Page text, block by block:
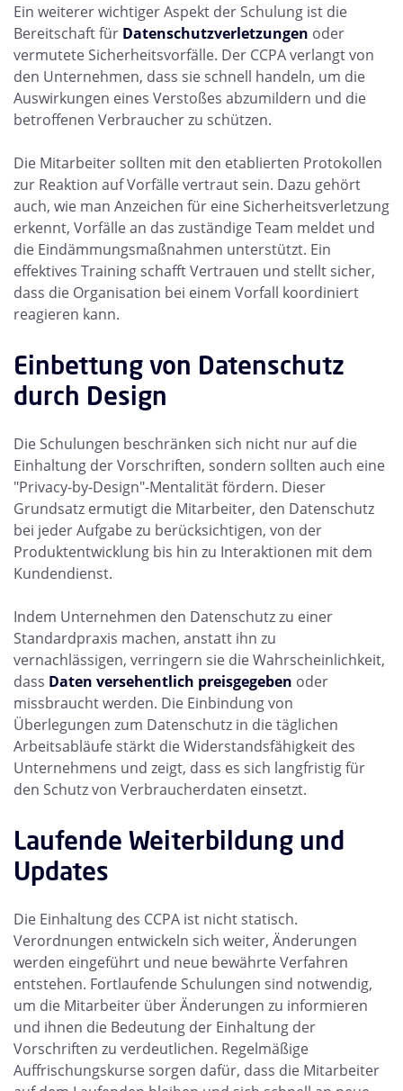
Ein weiterer wichtiger Aspekt der Schulung ist die
Bereitschaft für Datenschutzverletzungen oder
vermutete Sicherheitsvorfälle. Der CCPA verlangt von
den Unternehmen, dass sie schnell handeln, um die
Auswirkungen eines Verstoßes abzumildern und die
betroffenen Verbraucher zu schützen.
Die Mitarbeiter sollten mit den etablierten Protokollen
zur Reaktion auf Vorfälle vertraut sein. Dazu gehört
auch, wie man Anzeichen für eine Sicherheitsverletzung
erkennt, Vorfälle an das zuständige Team meldet und
die Eindämmungsmaßnahmen unterstützt. Ein
effektives Training schafft Vertrauen und stellt sicher,
dass die Organisation bei einem Vorfall koordiniert
reagieren kann.
Einbettung von Datenschutz
durch Design
Die Schulungen beschränken sich nicht nur auf die
Einhaltung der Vorschriften, sondern sollten auch eine
"Privacy-by-Design"-Mentalität fördern. Dieser
Grundsatz ermutigt die Mitarbeiter, den Datenschutz
bei jeder Aufgabe zu berücksichtigen, von der
Produktentwicklung bis hin zu Interaktionen mit dem
Kundendienst.
Indem Unternehmen den Datenschutz zu einer
Standardpraxis machen, anstatt ihn zu
vernachlässigen, verringern sie die Wahrscheinlichkeit,
dass Daten versehentlich preisgegeben oder
missbraucht werden. Die Einbindung von
Überlegungen zum Datenschutz in die täglichen
Arbeitsabläufe stärkt die Widerstandsfähigkeit des
Unternehmens und zeigt, dass es sich langfristig für
den Schutz von Verbraucherdaten einsetzt.
Laufende Weiterbildung und
Updates
Die Einhaltung des CCPA ist nicht statisch.
Verordnungen entwickeln sich weiter, Änderungen
werden eingeführt und neue bewährte Verfahren
entstehen. Fortlaufende Schulungen sind notwendig,
um die Mitarbeiter über Änderungen zu informieren
und ihnen die Bedeutung der Einhaltung der
Vorschriften zu verdeutlichen. Regelmäßige
Auffrischungskurse sorgen dafür, dass die Mitarbeiter